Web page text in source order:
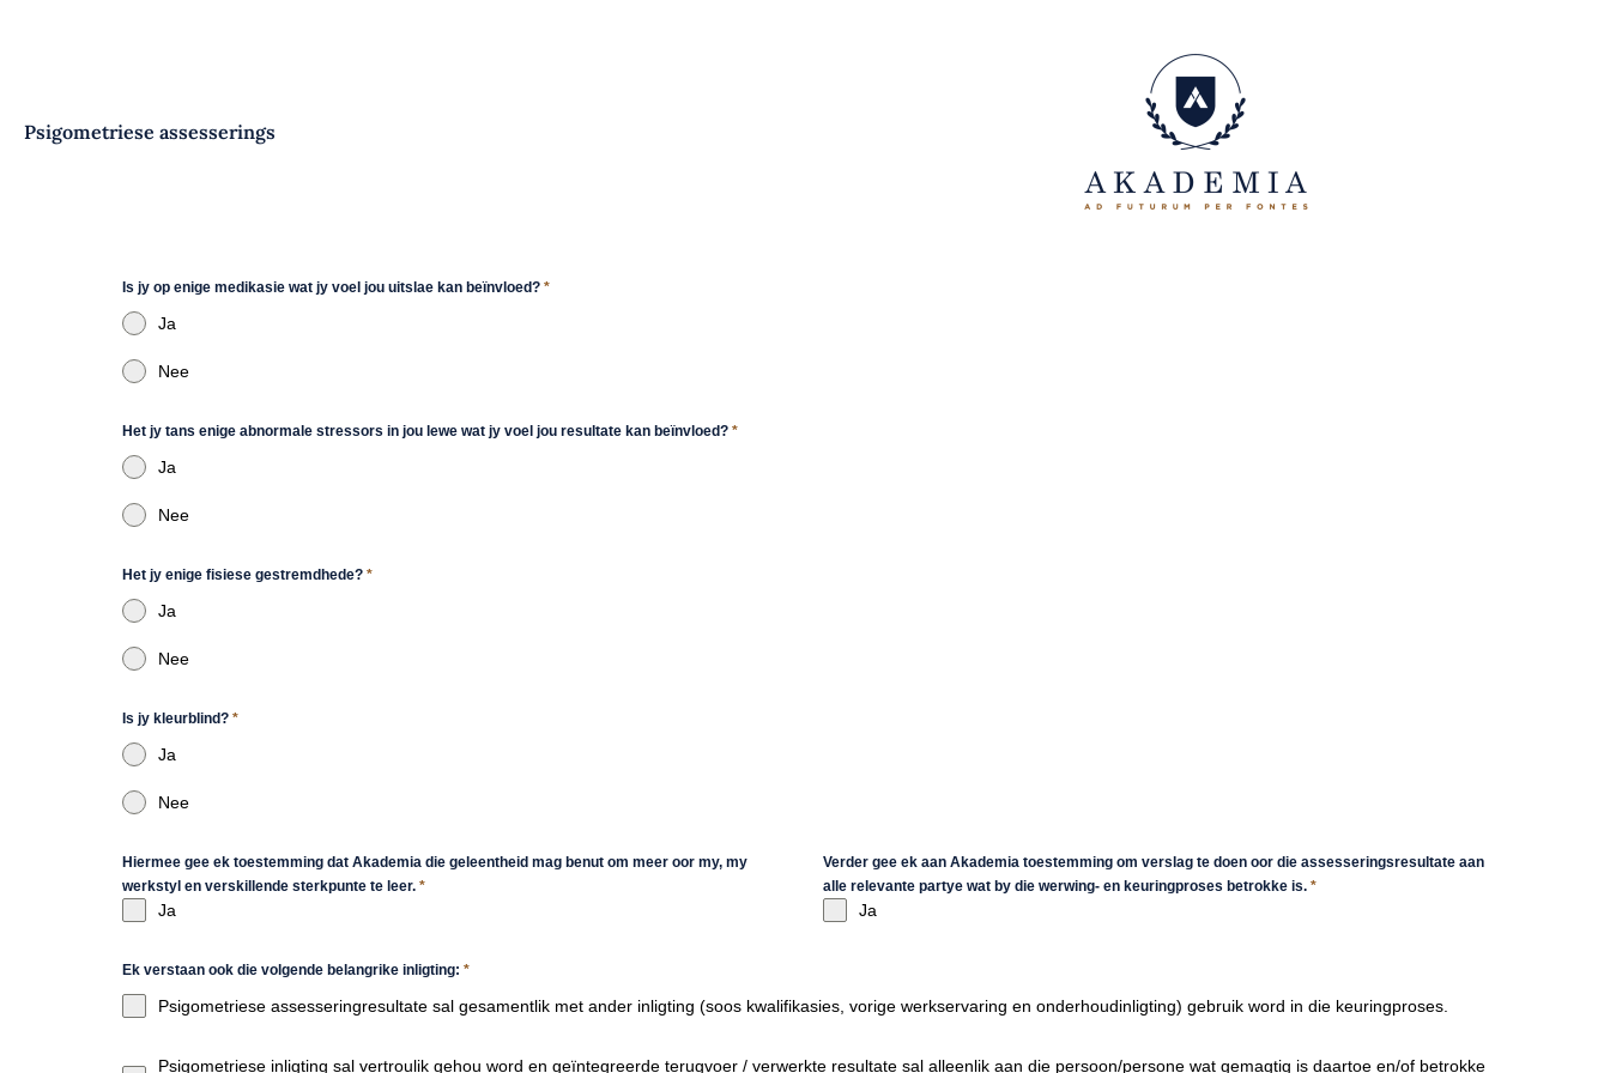
Psigometriese assesserings
Is jy op enige medikasie wat jy voel jou uitslae kan beïnvloed? *
Ja
Nee
Het jy tans enige abnormale stressors in jou lewe wat jy voel jou resultate kan beïnvloed? *
Ja
Nee
Het jy enige fisiese gestremdhede? *
Ja
Nee
Is jy kleurblind? *
Ja
Nee
Hiermee gee ek toestemming dat Akademia die geleentheid mag benut om meer oor my, my
werkstyl en verskillende sterkpunte te leer. *
Ja
Verder gee ek aan Akademia toestemming om verslag te doen oor die assesseringsresultate aan
alle relevante partye wat by die werwing- en keuringproses betrokke is. *
Ja
Ek verstaan ook die volgende belangrike inligting: *
Psigometriese assesseringresultate sal gesamentlik met ander inligting (soos kwalifikasies, vorige werkservaring en onderhoudinligting) gebruik word in die keuringproses.
Psigometriese inligting sal vertroulik gehou word en geïntegreerde terugvoer / verwerkte resultate sal alleenlik aan die persoon/persone wat gemagtig is daartoe en/of betrokke